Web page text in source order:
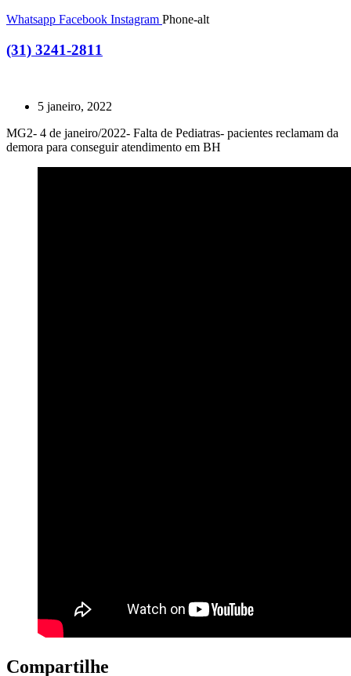
Whatsapp Facebook Instagram Phone-alt
(31) 3241-2811
5 janeiro, 2022
MG2- 4 de janeiro/2022- Falta de Pediatras- pacientes reclamam da
demora para conseguir atendimento em BH
Compartilhe